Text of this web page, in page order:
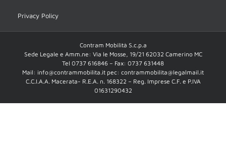
Privacy Policy
Contram Mobilità S.c.p.a
Sede Legale e Amm.ne: Via le Mosse, 19/21 62032 Camerino MC
Tel 0737 616846 – Fax: 0737 631448
Mail: info@contrammobilita.it pec: contrammobilita@legalmail.it
C.C.I.A.A. Macerata- R.E.A. n. 168322 – Reg. Imprese C.F. e P.IVA
01631290432